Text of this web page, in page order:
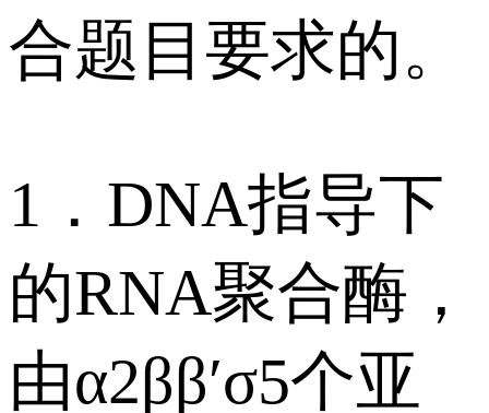
合题目要求的。
1．DNA指导下
的RNA聚合酶，
由α2ββ′σ5个亚